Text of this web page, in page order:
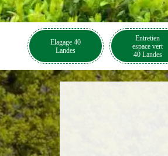
Elagage 40
Landes
Entretien
espace vert
40 Landes